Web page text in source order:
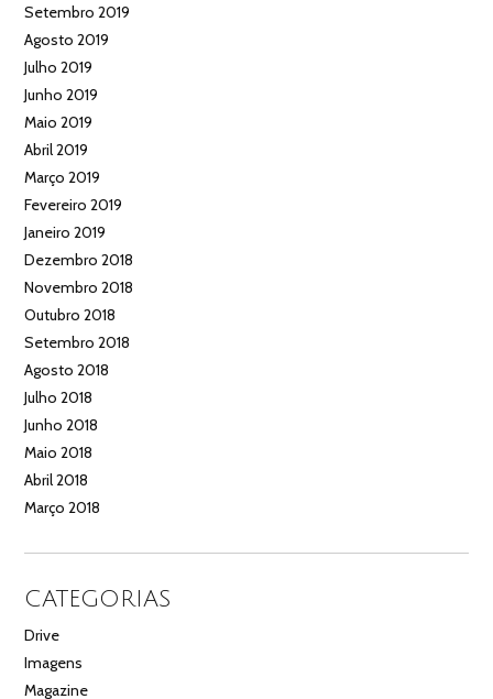
Setembro 2019
Agosto 2019
Julho 2019
Junho 2019
Maio 2019
Abril 2019
Março 2019
Fevereiro 2019
Janeiro 2019
Dezembro 2018
Novembro 2018
Outubro 2018
Setembro 2018
Agosto 2018
Julho 2018
Junho 2018
Maio 2018
Abril 2018
Março 2018
CATEGORIAS
Drive
Imagens
Magazine